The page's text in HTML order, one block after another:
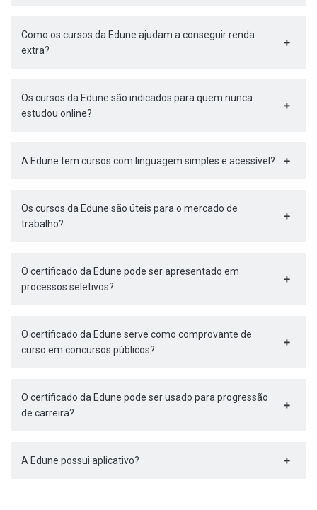
Como os cursos da Edune ajudam a conseguir renda
extra?
Os cursos da Edune são indicados para quem nunca
estudou online?
A Edune tem cursos com linguagem simples e acessível?
Os cursos da Edune são úteis para o mercado de
trabalho?
O certificado da Edune pode ser apresentado em
processos seletivos?
O certificado da Edune serve como comprovante de
curso em concursos públicos?
O certificado da Edune pode ser usado para progressão
de carreira?
A Edune possui aplicativo?